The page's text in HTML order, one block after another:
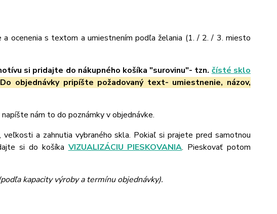
a ocenenia s textom a umiestnením podľa želania (1. / 2. / 3. miesto
si pridajte do nákupného košíka "surovinu"- tzn. čísté sklo
Do objednávky pripíšte požadovaný text- umiestnenie, názov,
nám to do poznámky v objednávke.
a zahnutia vybraného skla. Pokiaľ si prajete pred samotnou
si do košíka VIZUALIZÁCIU PIESKOVANIA. Pieskovať potom
kapacity výroby a termínu objednávky).